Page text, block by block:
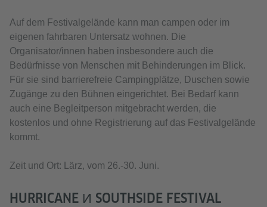
Auf dem Festivalgelände kann man campen oder im
eigenen fahrbaren Untersatz wohnen. Die
Organisator/innen haben insbesondere auch die
Bedürfnisse von Menschen mit Behinderungen im Blick.
Für sie sind barrierefreie Campingplätze, Duschen sowie
Zugänge zu den Bühnen eingerichtet. Bei Bedarf kann
auch eine Begleitperson mitgebracht werden, die
kostenlos und ohne Registrierung auf das Festivalgelände
kommt.
Zeit und Ort: Lärz, vom 26.-30. Juni.
HURRICANE И SOUTHSIDE FESTIVAL